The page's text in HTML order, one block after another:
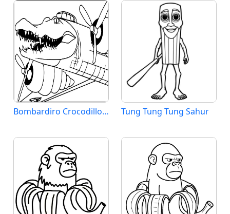
Bombardiro Crocodillo Brainrot Tung Tung Tung Sahur